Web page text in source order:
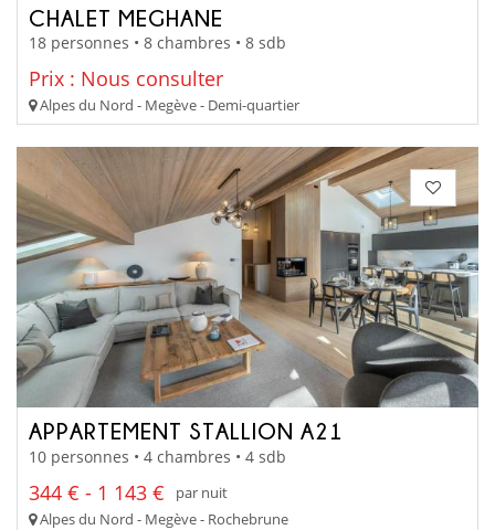
CHALET MEGHANE
18 personnes • 8 chambres • 8 sdb
Prix : Nous consulter
Alpes du Nord - Megève - Demi-quartier
APPARTEMENT STALLION A21
10 personnes • 4 chambres • 4 sdb
344 € - 1 143 €
par nuit
Alpes du Nord - Megève - Rochebrune